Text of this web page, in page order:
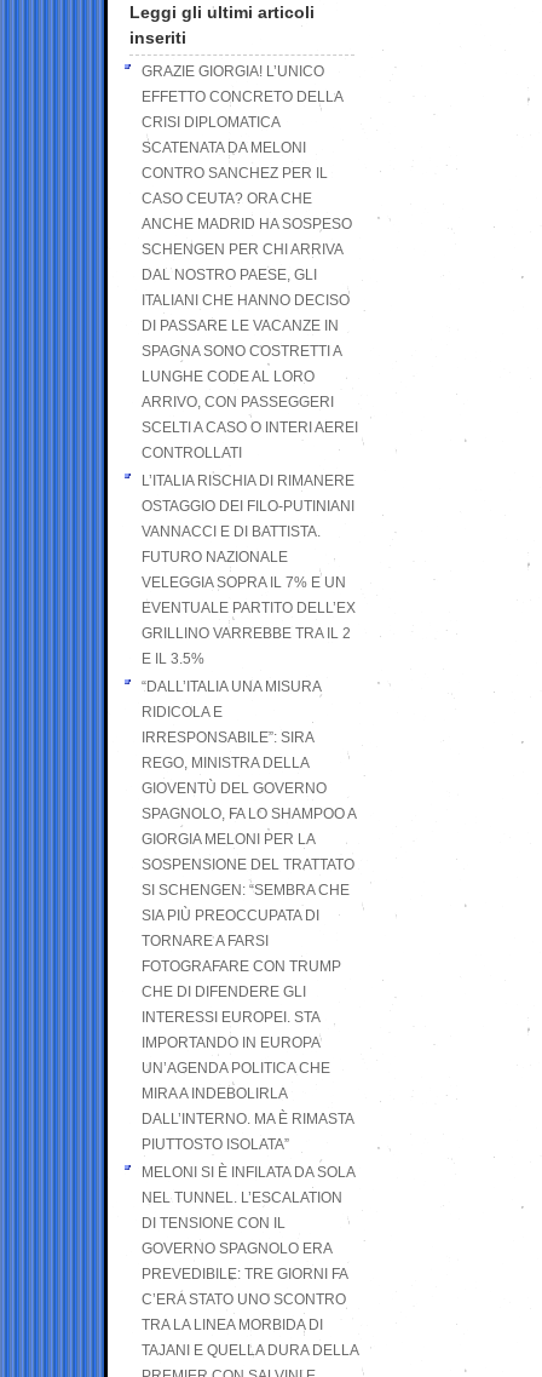
Leggi gli ultimi articoli
inseriti
GRAZIE GIORGIA! L’UNICO
EFFETTO CONCRETO DELLA
CRISI DIPLOMATICA
SCATENATA DA MELONI
CONTRO SANCHEZ PER IL
CASO CEUTA? ORA CHE
ANCHE MADRID HA SOSPESO
SCHENGEN PER CHI ARRIVA
DAL NOSTRO PAESE, GLI
ITALIANI CHE HANNO DECISO
DI PASSARE LE VACANZE IN
SPAGNA SONO COSTRETTI A
LUNGHE CODE AL LORO
ARRIVO, CON PASSEGGERI
SCELTI A CASO O INTERI AEREI
CONTROLLATI
L’ITALIA RISCHIA DI RIMANERE
OSTAGGIO DEI FILO-PUTINIANI
VANNACCI E DI BATTISTA.
FUTURO NAZIONALE
VELEGGIA SOPRA IL 7% E UN
EVENTUALE PARTITO DELL’EX
GRILLINO VARREBBE TRA IL 2
E IL 3.5%
“DALL’ITALIA UNA MISURA
RIDICOLA E
IRRESPONSABILE”: SIRA
REGO, MINISTRA DELLA
GIOVENTÙ DEL GOVERNO
SPAGNOLO, FA LO SHAMPOO A
GIORGIA MELONI PER LA
SOSPENSIONE DEL TRATTATO
SI SCHENGEN: “SEMBRA CHE
SIA PIÙ PREOCCUPATA DI
TORNARE A FARSI
FOTOGRAFARE CON TRUMP
CHE DI DIFENDERE GLI
INTERESSI EUROPEI. STA
IMPORTANDO IN EUROPA
UN’AGENDA POLITICA CHE
MIRA A INDEBOLIRLA
DALL’INTERNO. MA È RIMASTA
PIUTTOSTO ISOLATA”
MELONI SI È INFILATA DA SOLA
NEL TUNNEL. L’ESCALATION
DI TENSIONE CON IL
GOVERNO SPAGNOLO ERA
PREVEDIBILE: TRE GIORNI FA
C’ERA STATO UNO SCONTRO
TRA LA LINEA MORBIDA DI
TAJANI E QUELLA DURA DELLA